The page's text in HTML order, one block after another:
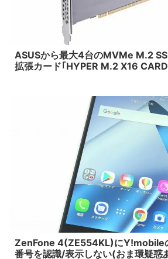
ASUSから最大4台のMVMe M.2
拡張カード｢HYPER M.2 X16
ZenFone 4(ZE554KL)にY!mobile
番号を認識/表示しない(おま環疑惑